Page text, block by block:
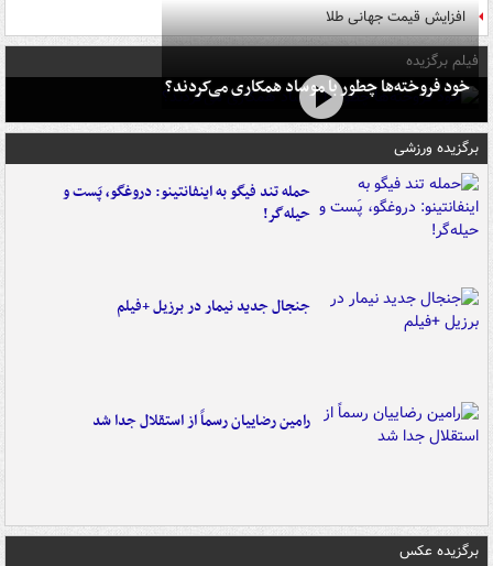
افزایش قیمت جهانی طلا
فیلم برگزیده
خود فروخته‌ها چطور با موساد همکاری می‌کردند؟
برگزیده ورزشی
حمله تند فیگو به اینفانتینو: دروغگو، پَست‌ و
حیله‌گر!
جنجال جدید نیمار در برزیل +فیلم
رامین رضاییان رسماً از استقلال جدا شد
برگزیده عکس